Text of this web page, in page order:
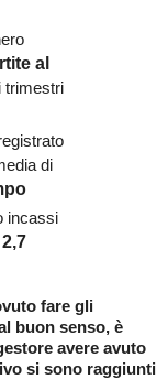
al
trimestri
di
incassi
2,7
fare gli
buon senso, è
avere avuto
si sono raggiunti